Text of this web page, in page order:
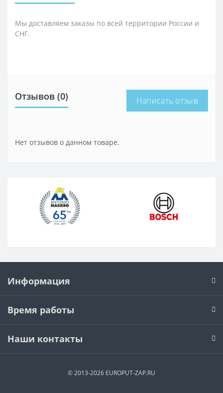
Мы доставляем заказы по всей территории России и
СНГ.
Отзывов (0) Написать отзыв
Нет отзывов о данном товаре.
Информация
Время работы
Наши контакты
© 2013-2026 EUROPUT-ZAP.RU